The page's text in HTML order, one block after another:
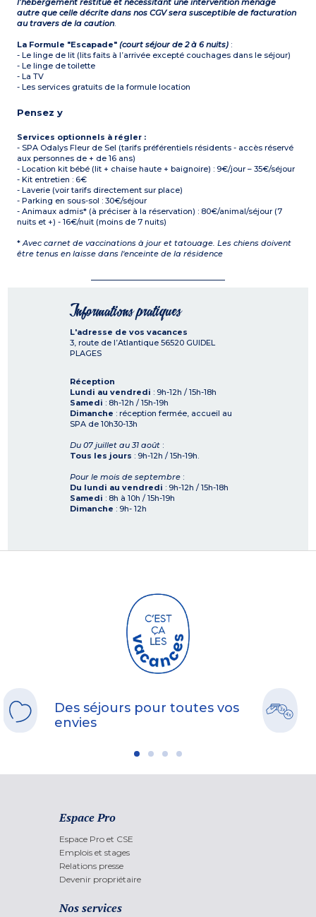
l’hébergement restitué et nécessitant une intervention ménage
autre que celle décrite dans nos CGV sera susceptible de facturation
au travers de la caution.
La Formule "Escapade"(court séjour de 2 à 6 nuits) :
- Le linge de lit (lits faits à l’arrivée excepté couchages dans le séjour)
- Le linge de toilette
- La TV
- Les services gratuits de la formule location
Pensez y
Services optionnels à régler :
- SPA Odalys Fleur de Sel (tarifs préférentiels résidents - accès réservé
aux personnes de + de 16 ans)
- Location kit bébé (lit + chaise haute + baignoire) : 9€/jour – 35€/séjour
- Kit entretien : 6€
- Laverie (voir tarifs directement sur place)
- Parking en sous-sol : 30€/séjour
- Animaux admis* (à préciser à la réservation) : 80€/animal/séjour (7
nuits et +) - 16€/nuit (moins de 7 nuits)
*Avec carnet de vaccinations à jour et tatouage. Les chiens doivent
être tenus en laisse dans l'enceinte de la résidence
Informations pratiques
L'adresse de vos vacances
3, route de l’Atlantique 56520 GUIDEL
PLAGES
Réception
Lundi au vendredi : 9h-12h / 15h-18h
Samedi : 8h-12h / 15h-19h
Dimanche : réception fermée, accueil au
SPA de 10h30-13h
Du 07 juillet au 31 août :
Tous les jours : 9h-12h / 15h-19h.
Pour le mois de septembre :
Du lundi au vendredi : 9h-12h / 15h-18h
Samedi : 8h à 10h / 15h-19h
Dimanche : 9h- 12h
Des séjours pour toutes vos
envies
Espace Pro
Espace Pro et CSE
Emplois et stages
Relations presse
Devenir propriétaire
Nos services